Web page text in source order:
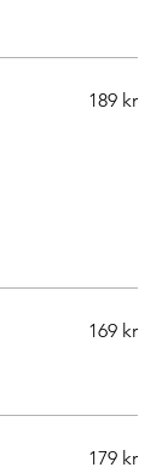
189 kr
169 kr
179 kr